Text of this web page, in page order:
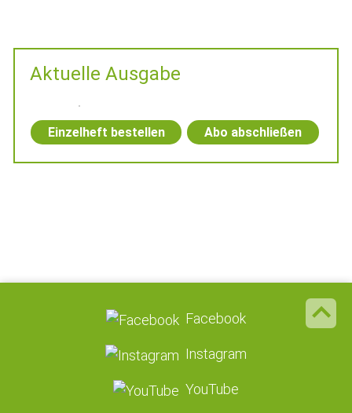
Aktuelle Ausgabe
Einzelheft bestellen Abo abschließen
Facebook
Instagram
YouTube